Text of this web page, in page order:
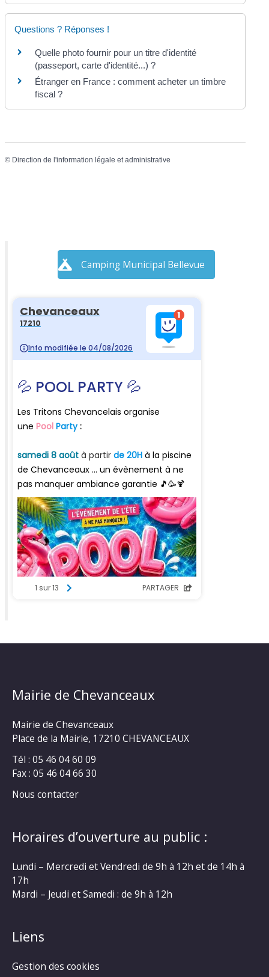
Questions ? Réponses !
Quelle photo fournir pour un titre d'identité
(passeport, carte d'identité...) ?
Étranger en France : comment acheter un timbre
fiscal ?
© Direction de l'information légale et administrative
Camping Municipal Bellevue
Mairie de Chevanceaux
Mairie de Chevanceaux
Place de la Mairie, 17210 CHEVANCEAUX
Tél : 05 46 04 60 09
Fax : 05 46 04 66 30
Nous contacter
Horaires d’ouverture au public :
Lundi – Mercredi et Vendredi de 9h à 12h et de 14h à
17h
Mardi – Jeudi et Samedi : de 9h à 12h
Liens
Gestion des cookies